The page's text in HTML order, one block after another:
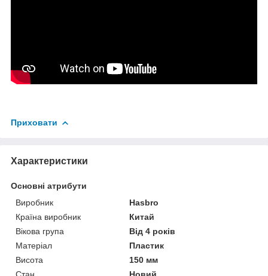
Приховати
Характеристики
Основні атрибути
Виробник
Hasbro
Країна виробник
Китай
Вікова група
Від 4 років
Матеріал
Пластик
Висота
150 мм
Стан
Новий